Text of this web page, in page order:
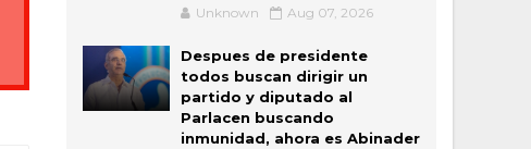
Unknown Aug 07, 2026
Despues de presidente
todos buscan dirigir un
partido y diputado al
Parlacen buscando
inmunidad, ahora es Abinader